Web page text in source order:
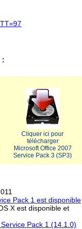
:
Cliquer ici pour
télécharger
Microsoft Office 2007
Service Pack 3 (SP3)
Pack 1 est disponible
X est disponible et
Pack 1 (14.1.0)